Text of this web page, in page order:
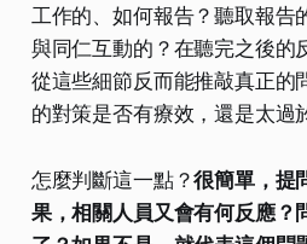
工作的、如何報告？聽取報告
與同仁互動的？在聽完之後的
從這些細節反而能推敲真正的
的對策是否有療效，還是太過
​怎麼判斷這一點？很簡單，提
果，相關人員又會有何反應？